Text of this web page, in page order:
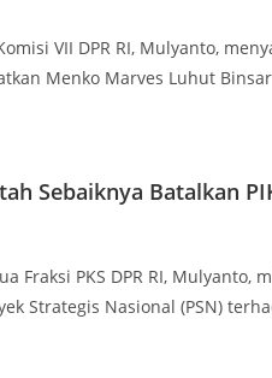
VII DPR RI, Mulyanto,
Menko Marves Luhut
Sebaiknya Batalkan
Fraksi PKS DPR RI, Mulyanto,
Strategis Nasional (PSN)